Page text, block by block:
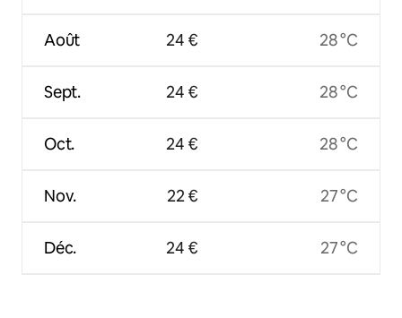
Août
Sept.
Oct.
Nov.
Déc.
24 €
24 €
24 €
22 €
24 €
28 °C
28 °C
28 °C
27 °C
27 °C